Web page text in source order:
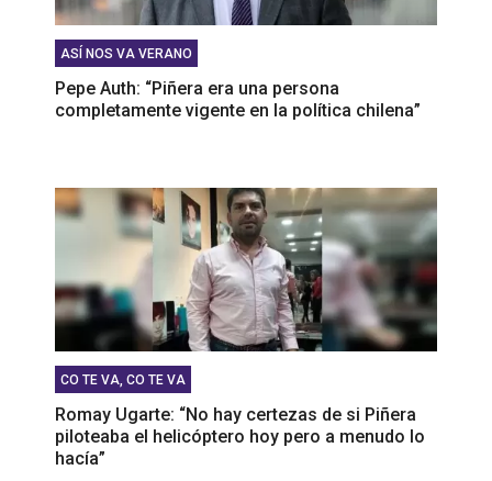
ASÍ NOS VA VERANO
Pepe Auth: “Piñera era una persona
completamente vigente en la política chilena”
CO TE VA, CO TE VA
Romay Ugarte: “No hay certezas de si Piñera
piloteaba el helicóptero hoy pero a menudo lo
hacía”